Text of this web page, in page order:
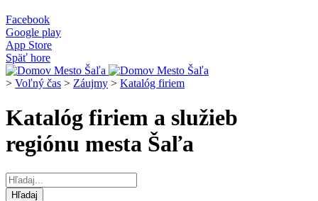
Facebook
Google play
App Store
Späť hore
> Voľný čas > Záujmy > Katalóg firiem
Katalóg firiem a služieb
regiónu mesta Šaľa